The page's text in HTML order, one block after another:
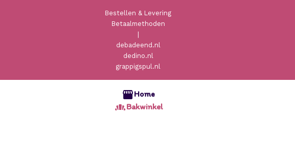
Bestellen & Levering
Betaalmethoden
debadeend.nl
dedino.nl
grappigspul.nl
Home
Bakwinkel